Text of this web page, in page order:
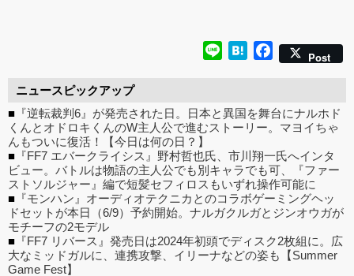
Line HatenaFacebook
Post
ニュースピックアップ
■ 『逆転裁判6』が発売された日。日本と異国を舞台にナルホド
くんとオドロキくんのW主人公で進むストーリー。マヨイちゃ
んもついに復活！【今日は何の日？】
■ 『FF7 エバークライシス』野村哲也氏、市川翔一氏へインタ
ビュー。バトルは物語の主人公でも別キャラでも可、『ファー
ストソルジャー』編で短髪セフィロスもいずれ操作可能に
■ 『モンハン』オーディオテクニカとのコラボゲーミングヘッ
ドセットが本日（6/9）予約開始。ナルガクルガとジンオウガが
モチーフの2モデル
■ 『FF7 リバース』発売日は2024年初頭でディスク2枚組に。広
大なミッドガルに、連携攻撃、イリーナなどの姿も【Summer
Game Fest】